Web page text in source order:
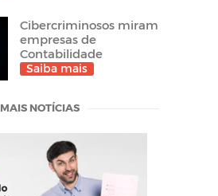
Cibercriminosos miram
empresas de
Contabilidade
Saiba mais
MAIS NOTÍCIAS